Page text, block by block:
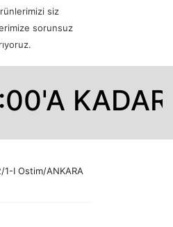
siz
sorunsuz
KADAR
1-I Ostim/ANKARA